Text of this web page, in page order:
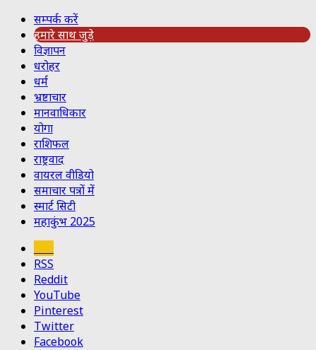
सम्पर्क करें
हमारे साथ जुड़े
विज्ञापन
धरोहर
धर्म
भ्रष्टाचार
मानवाधिकार
योगा
राशिफल
राष्ट्रवाद
वायरल वीडियो
समाचार पत्रों में
स्मार्ट सिटी
महाकुंभ 2025
RSS
Reddit
YouTube
Pinterest
Twitter
Facebook